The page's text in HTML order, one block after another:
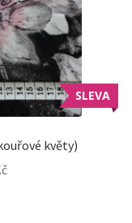
SLEVA
květy)
Current